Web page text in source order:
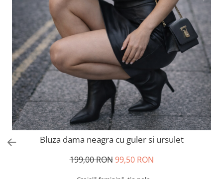
Tricouri si topuri
Rochii de eveniment
Bluza dama neagra cu guler si ursulet
199,00 RON 99,50 RON